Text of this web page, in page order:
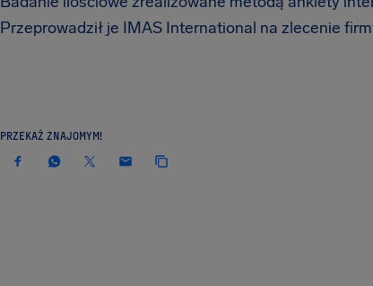
Przeprowadził je IMAS International na zlecenie
PRZEKAŻ ZNAJOMYM!